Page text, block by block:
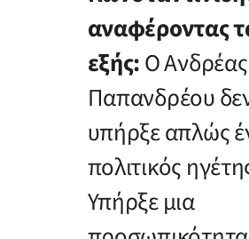
αναφέροντας
εξής:Ο Ανδρέας
Παπανδρέου
υπήρξε απλώς
πολιτικός
Υπήρξε μια